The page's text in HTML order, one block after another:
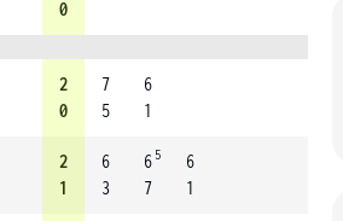
0
2
0
7
5
6
1
2
1
6
3
6 5
7
6
1